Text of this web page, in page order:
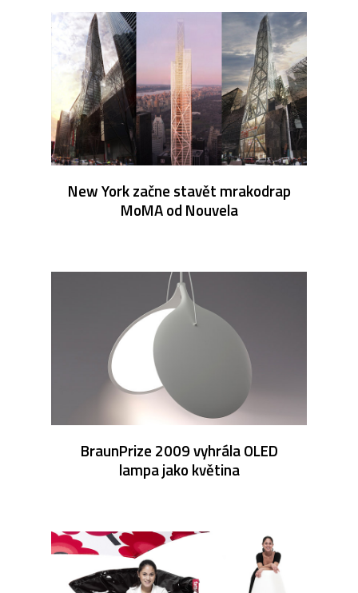
New York začne stavět mrakodrap
MoMA od Nouvela
BraunPrize 2009 vyhrála OLED
lampa jako květina